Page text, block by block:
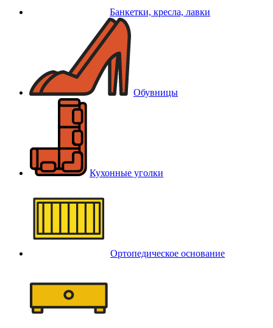
Банкетки, кресла, лавки
Обувницы
Кухонные уголки
Ортопедическое основание